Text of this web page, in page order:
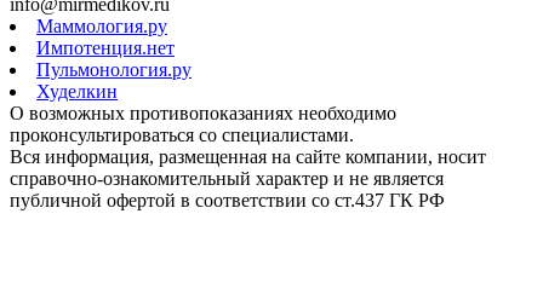
info@mirmedikov.ru
Маммология.ру
Импотенция.нет
Пульмонология.ру
Худелкин
О возможных противопоказаниях необходимо
проконсультироваться со специалистами.
Вся информация, размещенная на сайте компании, носит
справочно-ознакомительный характер и не является
публичной офертой в соответствии со ст.437 ГК РФ